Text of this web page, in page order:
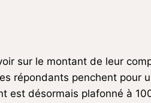
sur le montant de leur
répondants penchent pour
est désormais plafonné à